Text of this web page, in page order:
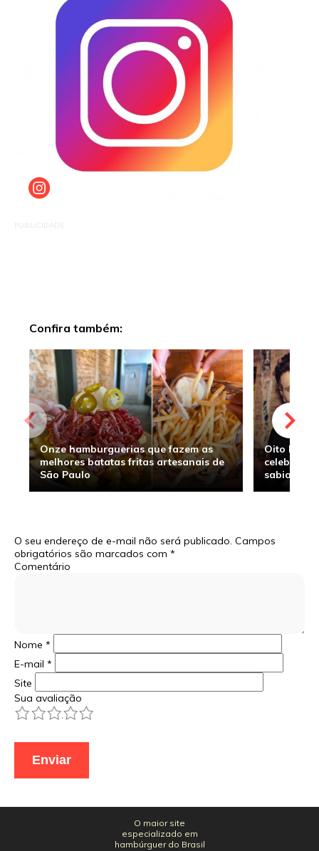
PUBLICIDADE
Confira também:
Onze hamburguerias que fazem as
melhores batatas fritas artesanais de
São Paulo
Oito
sabia
O seu endereço de e-mail não será publicado. Campos
obrigatórios são marcados com *
Comentário
Nome *
E-mail *
Site
Sua avaliação
5
4
3
2
O maior site
especializado em
hambúrguer do Brasil